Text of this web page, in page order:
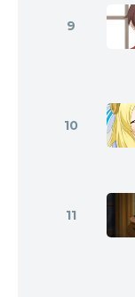
9
10
11